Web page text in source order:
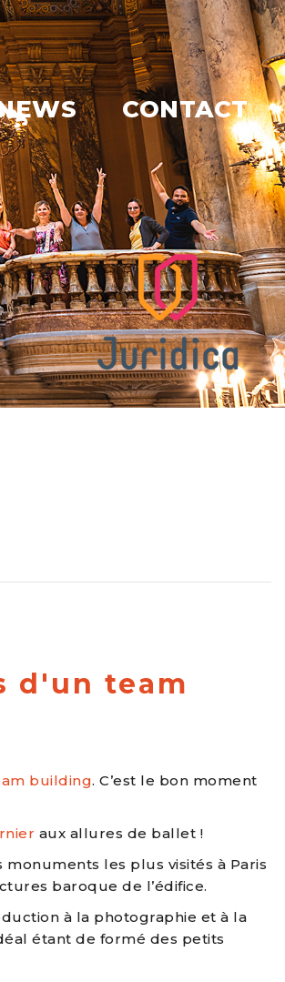
CONTACT
d'un team
building. C’est le bon moment
aux allures de ballet !
les plus visités à Paris
baroque de l’édifice.
à la photographie et à la
étant de formé des petits